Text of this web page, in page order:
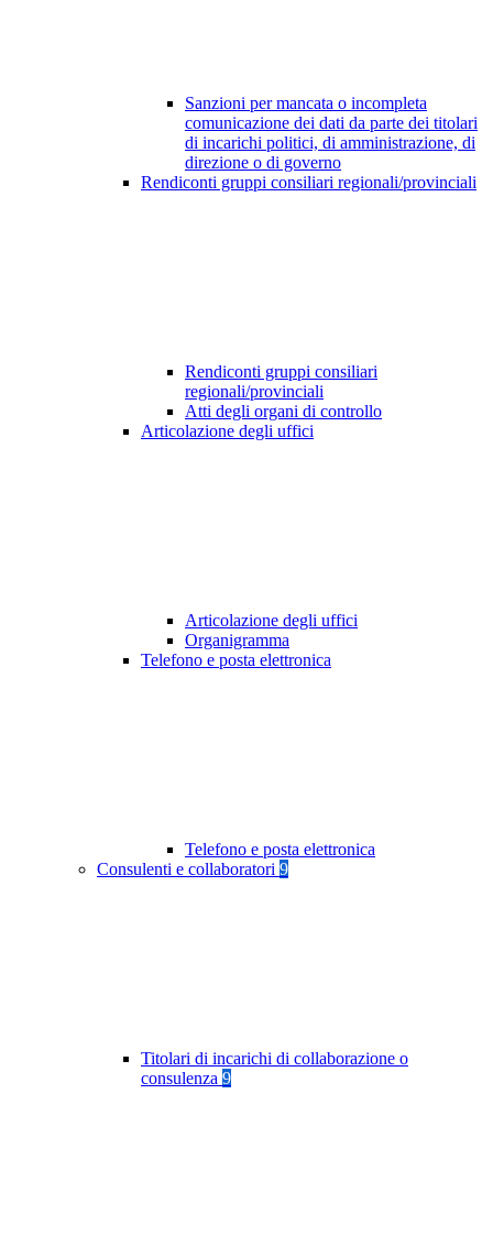
Sanzioni per mancata o incompleta
comunicazione dei dati da parte dei titolari
di incarichi politici, di amministrazione, di
direzione o di governo
Rendiconti gruppi consiliari regionali/provinciali
Rendiconti gruppi consiliari
regionali/provinciali
Atti degli organi di controllo
Articolazione degli uffici
Articolazione degli uffici
Organigramma
Telefono e posta elettronica
Telefono e posta elettronica
Consulenti e collaboratori 9
Titolari di incarichi di collaborazione o
consulenza 9